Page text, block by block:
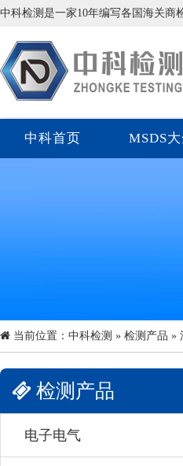
中科检测是一家10年编写各国海关商
中科首页 MSDS
当前位置： 中科检测 » 检测产品 »
检测产品
电子电气